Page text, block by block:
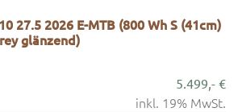
27.5 2026 E-MTB (800 Wh S (41cm)
glänzend)
5.499,- €
inkl. 19% MwSt.